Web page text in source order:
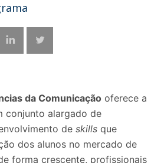
da Comunicação oferece a
conjunto alargado de
de skills que
dos alunos no mercado de
forma crescente, profissionais